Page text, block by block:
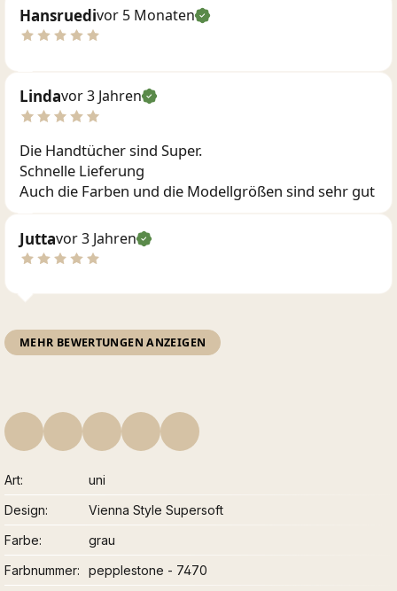
Hansruedivor 5 Monaten
Lindavor 3 Jahren
Die Handtücher sind Super.
Schnelle Lieferung
Auch die Farben und die Modellgrößen sind sehr gut
Juttavor 3 Jahren
MEHR BEWERTUNGEN ANZEIGEN
Art
uni
Design
Vienna Style Supersoft
Farbe
grau
Farbnummer
pepplestone - 7470